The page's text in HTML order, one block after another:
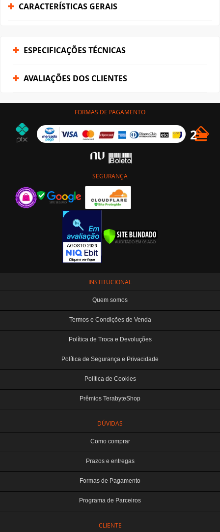
CARACTERÍSTICAS GERAIS
ESPECIFICAÇÕES TÉCNICAS
AVALIAÇÕES DOS CLIENTES
FORMAS DE PAGAMENTO
SEGURANÇA
INSTITUCIONAL
Quem somos
Termos e Condições de Venda
Política de Troca e Devoluções
Política de Segurança e Privacidade
Política de Cookies
Prêmios TerabyteShop
DÚVIDAS
Como comprar
Prazos e entregas
Formas de Pagamento
Programa de Parceiros
CLIENTE